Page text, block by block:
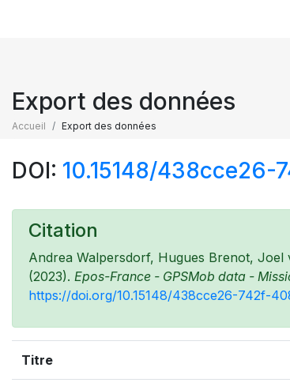
Export des données
Accueil Export des données
DOI: 10.15148/
Citation
Andrea Walpersdorf, Hugues Brenot, Joel
(2023). Epos-France - GPSMob data -
https://doi.org/10.15148/438cce26-742f-
Titre